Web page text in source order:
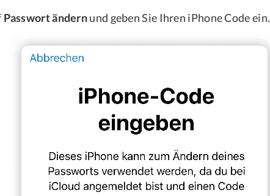
Passwort ändernund geben Sie Ihren iPhone Code ein.